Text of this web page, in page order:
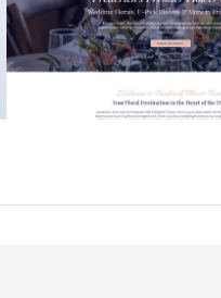
Frederick Flower